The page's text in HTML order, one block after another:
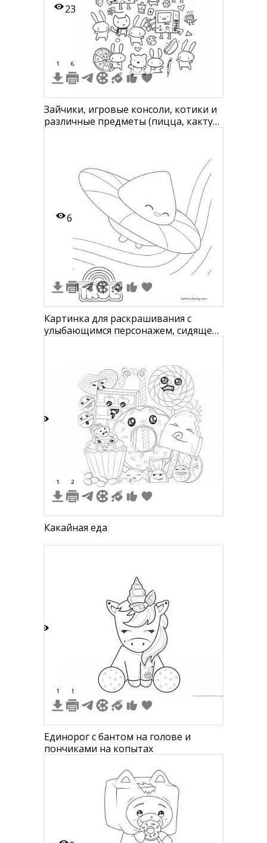
23
1 6
Зайчики, игровые консоли, котики и
различные предметы (пицца, кактус,
6
Картинка для раскрашивания с
улыбающимся персонажем, сидящем
1 2
Какайная еда
1 1
Единорог с бантом на голове и
пончиками на копытах